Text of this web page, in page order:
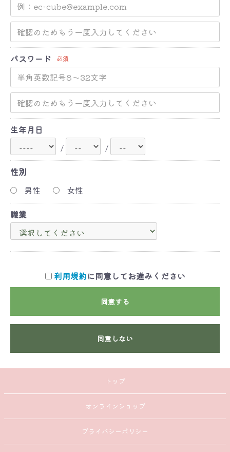
パスワード 必須
生年月日
/
/
性別
男性
女性
職業
利用規約に同意してお進みください
同意する
同意しない
トップ
オンラインショップ
プライバシーポリシー